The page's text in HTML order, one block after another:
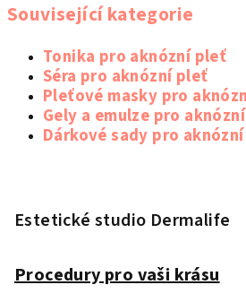
Související kategorie
Tonika pro aknózní pleť
Séra pro aknózní pleť
Pleťové masky pro
Gely a emulze pro
Dárkové sady pro
Estetické studio Dermalife
Procedury pro vaši krásu